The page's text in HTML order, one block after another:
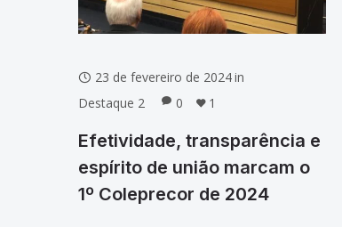
23 de fevereiro de 2024in
Destaque 2
0 1
Efetividade, transparência e
espírito de união marcam o
1º Coleprecor de 2024